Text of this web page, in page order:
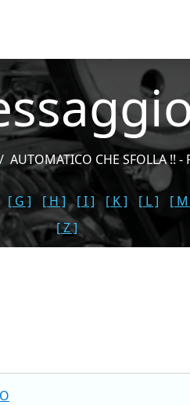
AUTOMATICO CHE SFOLLA !! -
[ G ] [ H ] [ I ] [ K ] [ L ] [
[ Z ]